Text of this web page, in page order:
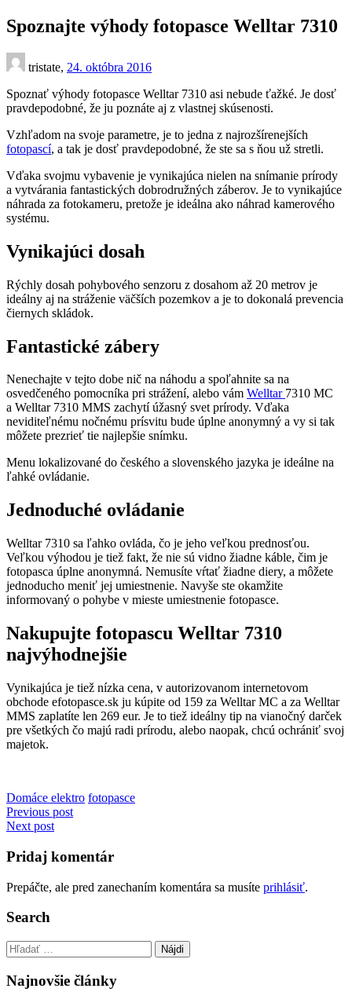
Spoznajte výhody fotopasce Welltar 7310
tristate, 24. októbra 2016
Spoznať výhody fotopasce Welltar 7310 asi nebude ťažké. Je dosť
pravdepodobné, že ju poznáte aj z vlastnej skúsenosti.
Vzhľadom na svoje parametre, je to jedna z najrozšírenejších
fotopascí, a tak je dosť pravdepodobné, že ste sa s ňou už stretli.
Vďaka svojmu vybavenie je vynikajúca nielen na snímanie prírody
a vytvárania fantastických dobrodružných záberov. Je to vynikajúce
náhrada za fotokameru, pretože je ideálna ako náhrad kamerového
systému.
Vynikajúci dosah
Rýchly dosah pohybového senzoru z dosahom až 20 metrov je
ideálny aj na stráženie väčších pozemkov a je to dokonalá prevencia
čiernych skládok.
Fantastické zábery
Nenechajte v tejto dobe nič na náhodu a spoľahnite sa na
osvedčeného pomocníka pri strážení, alebo vám Welltar 7310 MC
a Welltar 7310 MMS zachytí úžasný svet prírody. Vďaka
neviditeľnému nočnému prísvitu bude úplne anonymný a vy si tak
môžete prezrieť tie najlepšie snímku.
Menu lokalizované do českého a slovenského jazyka je ideálne na
ľahké ovládanie.
Jednoduché ovládanie
Welltar 7310 sa ľahko ovláda, čo je jeho veľkou prednosťou.
Veľkou výhodou je tiež fakt, že nie sú vidno žiadne káble, čim je
fotopasca úplne anonymná. Nemusíte vŕtať žiadne diery, a môžete
jednoducho meniť jej umiestnenie. Navyše ste okamžite
informovaný o pohybe v mieste umiestnenie fotopasce.
Nakupujte fotopascu Welltar 7310
najvýhodnejšie
Vynikajúca je tiež nízka cena, v autorizovanom internetovom
obchode efotopasce.sk ju kúpite od 159 za Welltar MC a za Welltar
MMS zaplatíte len 269 eur. Je to tiež ideálny tip na vianočný darček
pre všetkých čo majú radi prírodu, alebo naopak, chcú ochrániť svoj
majetok.
Domáce elektro fotopasce
Navigácia
v
článku
Previous post
Next post
Pridaj komentár
Prepáčte, ale pred zanechaním komentára sa musíte prihlásiť.
Search
Hľadať:
Najnovšie články